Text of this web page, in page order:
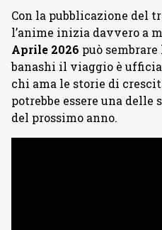
Con la pubblicazione del
l’anime inizia davvero a
Aprile 2026 può
banashi il viaggio è
chi ama le storie di
potrebbe essere una
del prossimo anno.